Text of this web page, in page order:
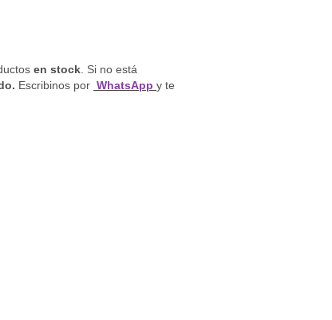
en stock . Si no está
. Escribinos por WhatsApp y te